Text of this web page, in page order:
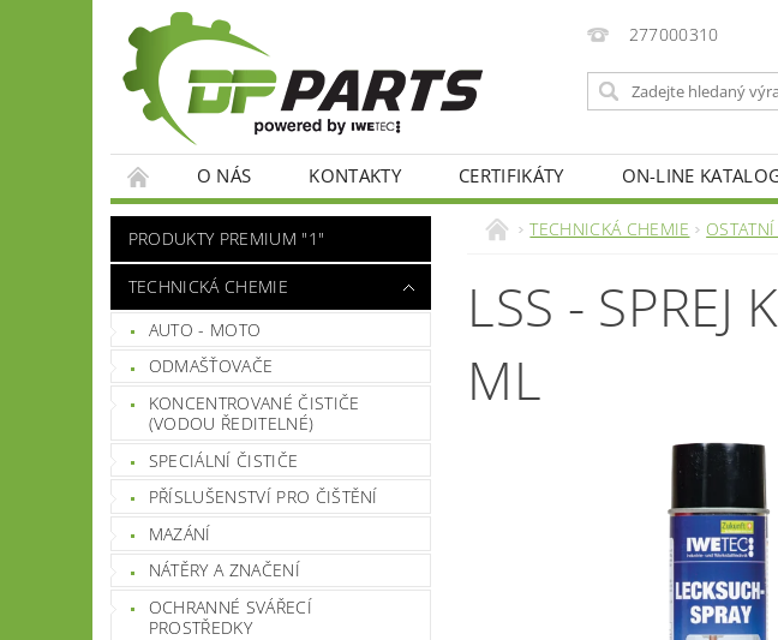
277000310
O NÁS KONTAKTY CERTIFIKÁTY ON-LINE
PRODUKTY PREMIUM "1"
TECHNICKÁ CHEMIE
AUTO - MOTO
ODMAŠŤOVAČE
KONCENTROVANÉ ČISTIČE
(VODOU ŘEDITELNÉ)
SPECIÁLNÍ ČISTIČE
PŘÍSLUŠENSTVÍ PRO ČIŠTĚNÍ
MAZÁNÍ
NÁTĚRY A ZNAČENÍ
OCHRANNÉ SVÁŘECÍ
PROSTŘEDKY
TECHNICKÁ CHEMIE
LSS - SPREJ
ML